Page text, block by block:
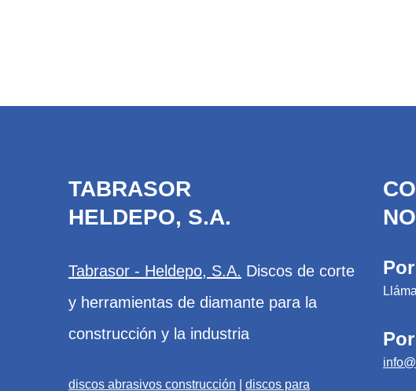
TABRASOR
HELDEPO, S.A.
Tabrasor - Heldepo, S.A. Discos de corte
y herramientas de diamante para la
construcción y la industria
discos abrasivos construcción discos para